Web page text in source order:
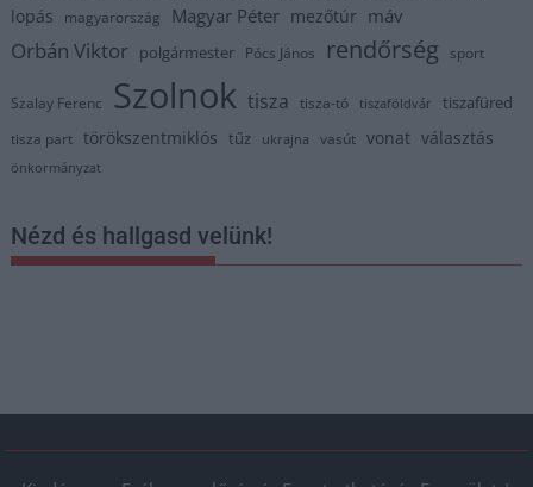
lopás magyarország Magyar Péter mezőtúr máv
Orbán Viktor polgármester Pócs János rendőrség sport
Szalay Ferenc Szolnok tisza tisza-tó tiszaföldvár tiszafüred
tisza part törökszentmiklós tűz ukrajna vasút vonat választás
önkormányzat
Nézd és hallgasd velünk!